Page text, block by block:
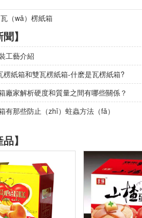
（wǎ）楞紙箱
】
工藝介紹
楞紙箱和雙瓦楞紙箱-什麽是瓦楞紙箱?
廠家解析硬度和質量之間有哪些關係？
有那些防止（zhǐ）蛀蟲方法（fǎ）
】